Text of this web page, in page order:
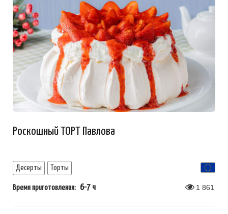
Роскошный ТОРТ Павлова
Десерты Торты
Время приготовления: 6-7 ч 1 861